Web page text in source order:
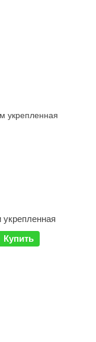
укрепленная
Купить